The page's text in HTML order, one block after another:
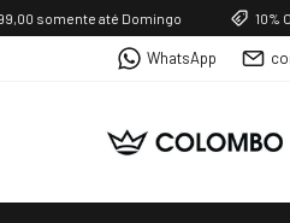
até Domingo 10% OFF
WhatsApp